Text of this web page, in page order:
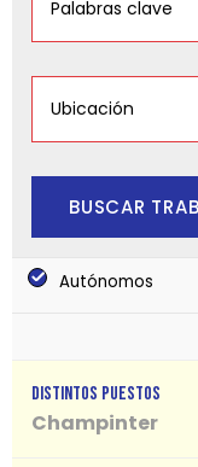
Autónomos
DISTINTOS PUESTOS
Champinter